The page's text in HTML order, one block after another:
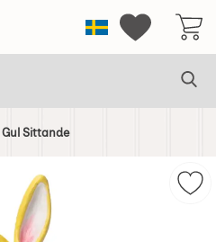
för NostalgiskaSverigeMina
Sittande